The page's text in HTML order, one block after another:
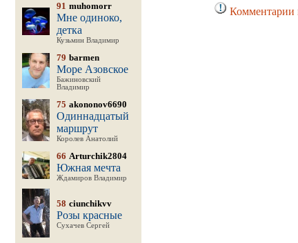
91 muhomorr
Мне одиноко,
детка
Кузьмин Владимир
79 barmen
Море Азовское
Бажиновский
Владимир
75 akononov6690
Одиннадцатый
маршрут
Королев Анатолий
66 Arturchik2804
Южная мечта
Ждамиров Владимир
58 ciunchikvv
Розы красные
Сухачев Сергей
Комментарии